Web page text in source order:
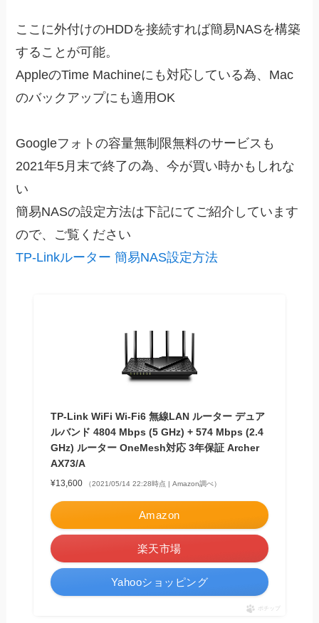
ここに外付けのHDDを接続すれば簡易NASを構築
することが可能。
AppleのTime Machineにも対応している為、Mac
のバックアップにも適用OK
Googleフォトの容量無制限無料のサービスも
2021年5月末で終了の為、今が買い時かもしれな
い
簡易NASの設定方法は下記にてご紹介しています
ので、ご覧ください
TP-Linkルーター 簡易NAS設定方法
TP-Link WiFi Wi-Fi6 無線LAN ルーター デュア
ルバンド 4804 Mbps (5 GHz) + 574 Mbps (2.4
GHz) ルーター OneMesh対応 3年保証 Archer
AX73/A
¥13,600 （2021/05/14 22:28時点 | Amazon調べ）
Amazon
楽天市場
Yahooショッピング
ポチップ